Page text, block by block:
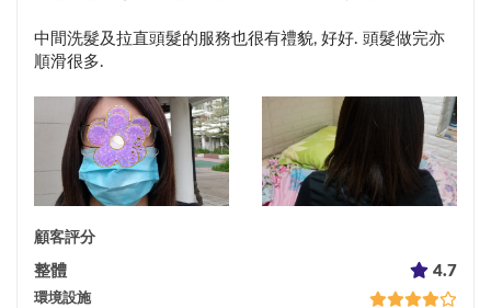
中間洗髮及拉直頭髮的服務也很有禮貌, 好好. 頭髮做完亦
順滑很多.
顧客評分
整體 4.7
環境設施